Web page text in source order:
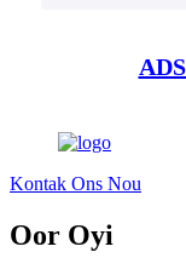
Kontak Ons Nou
Oor Oyi